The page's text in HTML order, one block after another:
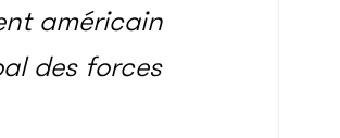
américain
des forces